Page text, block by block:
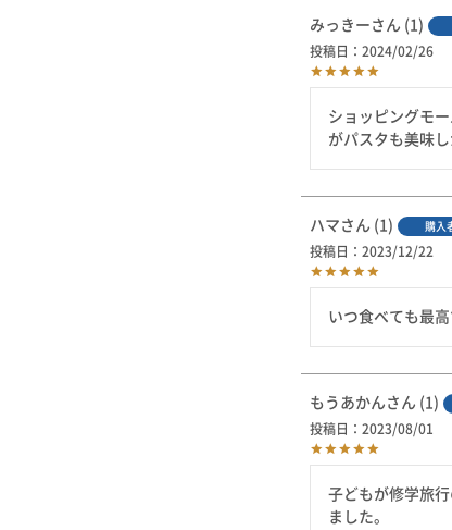
みっきー 1
投稿日
2024/02/26
ショッピングモ
がパスタも美味し
ハマ 1 購入
投稿日
2023/12/22
いつ食べても最
もうあかん 1
投稿日
2023/08/01
子どもが修学旅
ました。